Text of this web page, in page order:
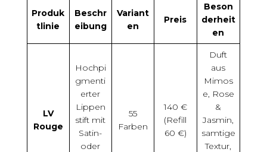
Produk
tlinie
Beschr
eibung
Variant
en
Preis
Beson
derheit
en
LV
Rouge
Hochpi
gmenti
erter
Lippen
stift mit
Satin-
oder
55
Farben
140 €
(Refill
60 €)
Duft
aus
Mimos
e, Rose
&
Jasmin,
samtige
Textur,